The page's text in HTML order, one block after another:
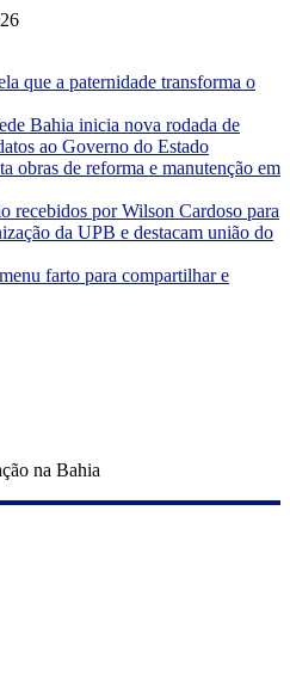
que a paternidade transforma o
Bahia inicia nova rodada de
ao Governo do Estado
obras de reforma e manutenção em
recebidos por Wilson Cardoso para
da UPB e destacam união do
farto para compartilhar e
na Bahia